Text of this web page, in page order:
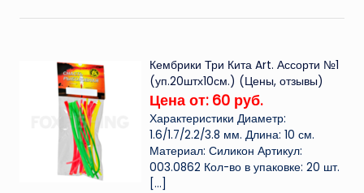
Кембрики Три Кита Art. Ассорти №1
(уп.20штх10см.) (Цены, отзывы)
Цена от: 60 руб.
Характеристики Диаметр:
1.6/1.7/2.2/3.8 мм. Длина: 10 см.
Материал: Силикон Артикул:
003.0862 Кол-во в упаковке: 20 шт.
[…]